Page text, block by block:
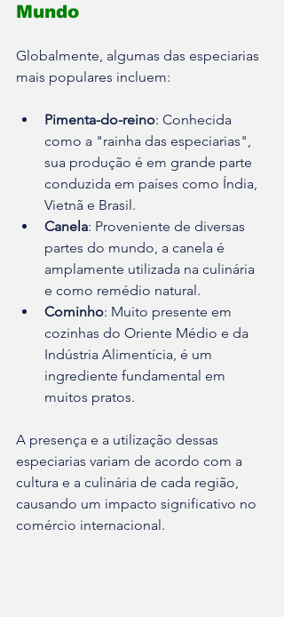
Mundo
Globalmente, algumas das especiarias
mais populares incluem:
Pimenta-do-reino: Conhecida
como a "rainha das especiarias",
sua produção é em grande parte
conduzida em países como Índia,
Vietnã e Brasil.
Canela: Proveniente de diversas
partes do mundo, a canela é
amplamente utilizada na culinária
e como remédio natural.
Cominho: Muito presente em
cozinhas do Oriente Médio e da
Indústria Alimentícia, é um
ingrediente fundamental em
muitos pratos.
A presença e a utilização dessas
especiarias variam de acordo com a
cultura e a culinária de cada região,
causando um impacto significativo no
comércio internacional.